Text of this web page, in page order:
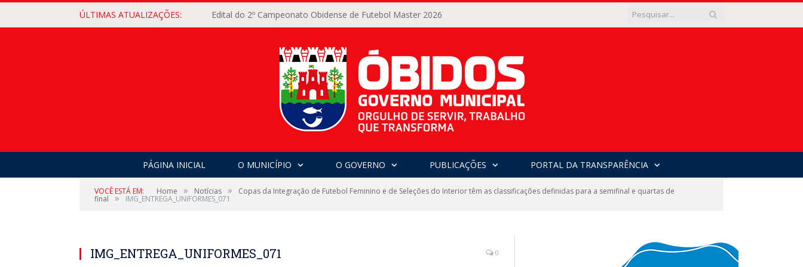
ÚLTIMAS ATUALIZAÇÕES: Edital do 2º Campeonato Obidense de Futebol Master 2026
PÁGINA INICIAL O MUNICÍPIO O GOVERNO PUBLICAÇÕES PORTAL DA TRANSPARÊNCIA
VOCÊ ESTÁ EM: Home » Notícias » Copas da Integração de Futebol Feminino e de Seleções do Interior têm as classificações definidas para a semifinal e quartas de
final » IMG_ENTREGA_UNIFORMES_071
IMG_ENTREGA_UNIFORMES_071 0